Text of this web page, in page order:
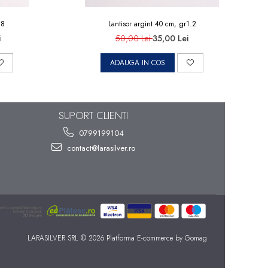
Lantisor argint 40 cm, gr1.2
50,00 Lei35,00 Lei
ADAUGA IN COS
SUPORT CLIENTI
0799199104
contact@larasilver.ro
LARASILVER SRL © 2026 Platforma E-commerce by Gomag